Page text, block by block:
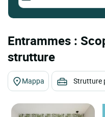
Entrammes :
strutture
Mappa Strutture